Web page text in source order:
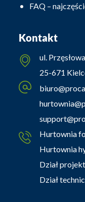
FAQ –
Kontakt
ul.
25-671
Hurtownia
Hurtownia
Dział
Dział